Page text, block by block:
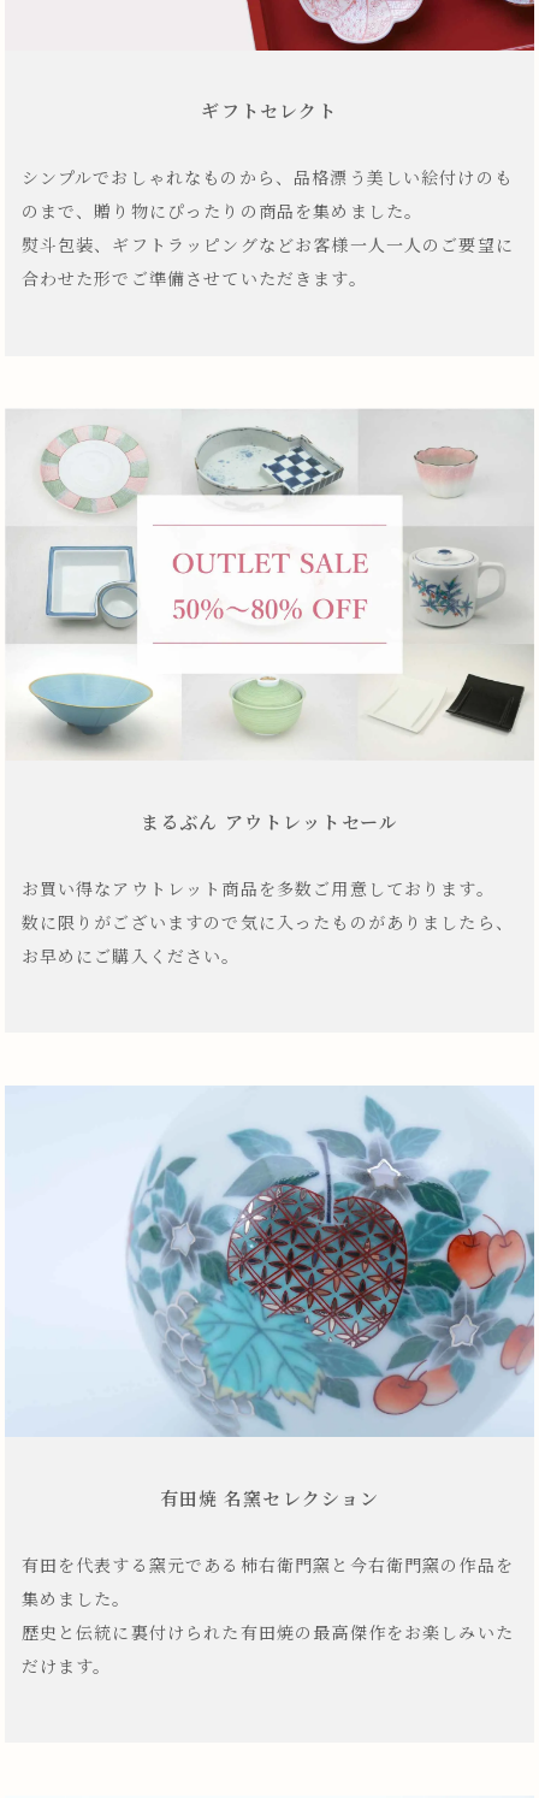
ギフトセレクト
シンプルでおしゃれなものから、品格漂う美しい絵付けのも
のまで、贈り物にぴったりの商品を集めました。
熨斗包装、ギフトラッピングなどお客様一人一人のご要望に
合わせた形でご準備させていただきます。
まるぶん アウトレットセール
お買い得なアウトレット商品を多数ご用意しております。
数に限りがございますので気に入ったものがありましたら、
お早めにご購入ください。
有田焼 名窯セレクション
有田を代表する窯元である柿右衛門窯と今右衛門窯の作品を
集めました。
歴史と伝統に裏付けられた有田焼の最高傑作をお楽しみいた
だけます。